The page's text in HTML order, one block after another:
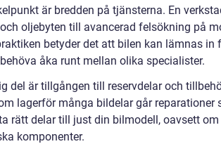
är bredden på tjänsterna. En
oljebyten till avancerad felsökning på
betyder det att bilen kan lämnas
åka runt mellan olika specialister.
del är tillgången till reservdelar och
lagerför många bildelar går reparationer
rätt delar till just din bilmodell, oavsett
komponenter.